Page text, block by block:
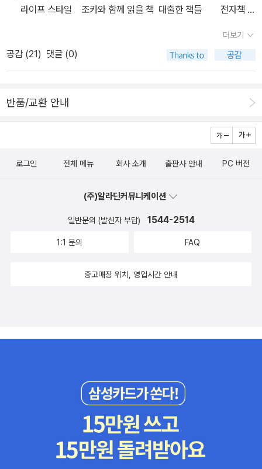
더보기
공감 (21) 댓글 (0)
반품/교환 안내
로그인 전체 메뉴 회사 소개 출판사 안내 PC 버전
(주)알라딘커뮤니케이션
일반문의 (발신자 부담) 1544-2514
1:1 문의 FAQ
중고매장 위치, 영업시간 안내